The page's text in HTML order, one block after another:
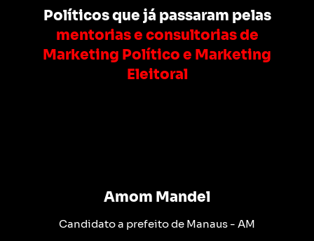
Políticos que já passaram pelas
mentorias e consultorias de
Marketing Político e Marketing
Eleitoral
Amom Mandel
Candidato a prefeito de Manaus - AM